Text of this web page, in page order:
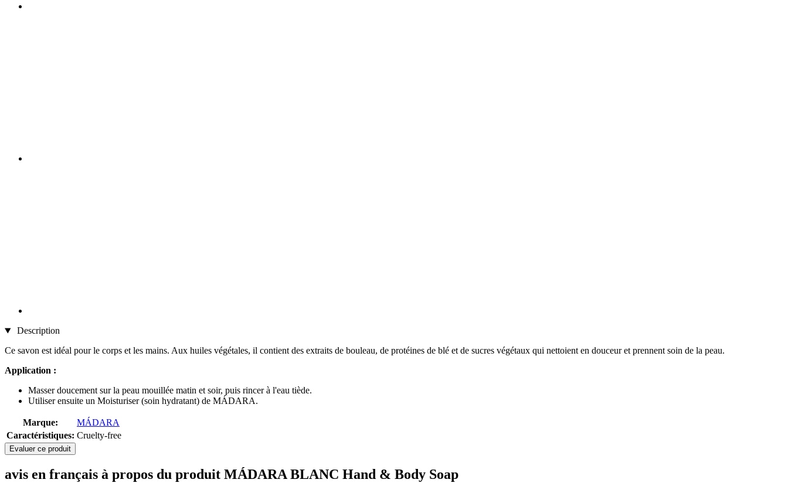
Description
Ce savon est idéal pour le corps et les mains. Aux huiles végétales, il contient des extraits de bouleau, de protéines de blé et de sucres végétaux qui nettoient en douceur et prennent soin de la peau.
Application :
Masser doucement sur la peau mouillée matin et soir, puis rincer à l'eau tiède.
Utiliser ensuite un Moisturiser (soin hydratant) de MÁDARA.
Marque:
MÁDARA
Caractéristiques: Cruelty-free
Evaluer ce produit
avis en français à propos du produit MÁDARA BLANC Hand & Body Soap